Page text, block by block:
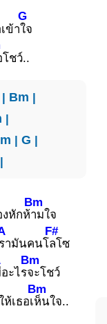
ข้า
G
ใจ
ชว์..
| Bm |
|
| G |
|
งหักห้
Bm
ามใจ
รามันคนโ
F#
ลโซ
ะไร
Bm
จะโชว์
ห้เธอเ
Bm
ห็นใจ..